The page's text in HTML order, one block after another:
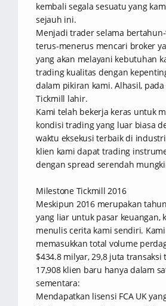
kembali segala sesuatu yang
sejauh ini.
Menjadi trader selama
terus-menerus mencari broker
yang akan melayani kebutuhan
trading kualitas dengan
dalam pikiran kami. Alhasil,
Tickmill lahir.
Kami telah bekerja keras untuk
kondisi trading yang luar biasa
waktu eksekusi terbaik di
klien kami dapat trading
dengan spread serendah
Milestone Tickmill 2016
Meskipun 2016 merupakan
yang liar untuk pasar keuangan,
menulis cerita kami sendiri.
memasukkan total volume
$434.8 milyar, 29,8 juta transaksi
17,908 klien baru hanya dalam
sementara:
Mendapatkan lisensi FCA UK